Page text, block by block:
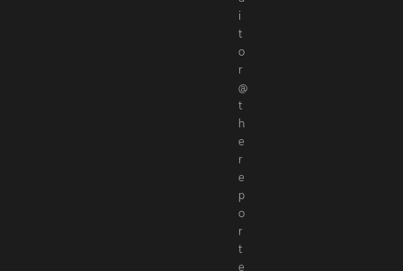
i
t
o
r
@
t
h
e
r
e
p
o
r
t
e